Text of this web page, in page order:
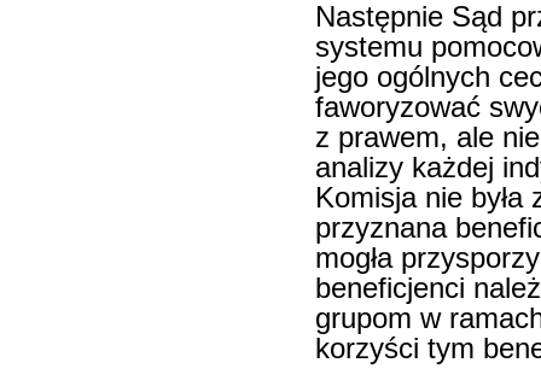
Następnie Sąd
systemu
jego ogólnych
faworyzować
z prawem, ale
analizy każdej
Komisja nie
przyznana
mogła
beneficjenci
grupom w
korzyści tym